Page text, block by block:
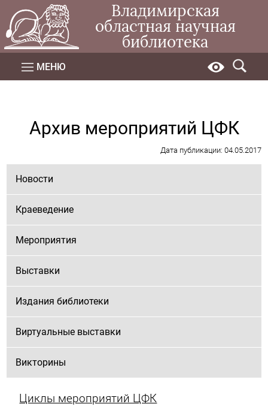
Владимирская
областная научная
библиотека
МЕНЮ
Архив мероприятий ЦФК
Дата публикации: 04.05.2017
Новости
Краеведение
Мероприятия
Выставки
Издания библиотеки
Виртуальные выставки
Викторины
Циклы мероприятий ЦФК